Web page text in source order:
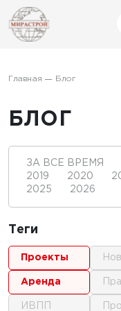
Главная Блог
БЛОГ
ЗА ВСЕ ВРЕМЯ
2019
2020
2025
2026
Теги
проекты
аренда
ИВПП